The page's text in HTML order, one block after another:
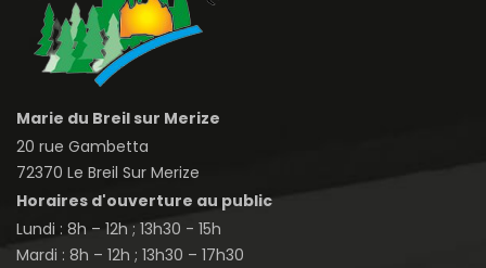
Marie du Breil sur Merize
20 rue Gambetta
72370 Le Breil Sur Merize
Horaires d'ouverture au public
Lundi : 8h – 12h ; 13h30 - 15h
Mardi : 8h – 12h ; 13h30 – 17h30